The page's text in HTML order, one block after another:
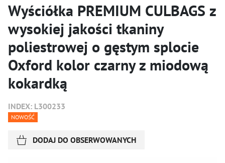
WYPRZEDAŻ (139)
PROMO WEEK
OGUMIENIE
ROWERY I HULAJNOGI
Wyściółka PREMIUM CULBAGS z
wysokiej jakości tkaniny
poliestrowej o gęstym splocie
Oxford kolor czarny z miodową
kokardką
INDEX: L300233
NOWOŚĆ
DODAJ DO OBSERWOWANYCH